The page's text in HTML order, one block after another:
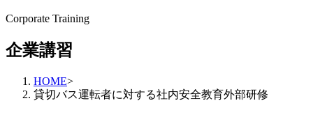
Corporate Training
企業講習
HOME>
貸切バス運転者に対する社内安全教育外部研修